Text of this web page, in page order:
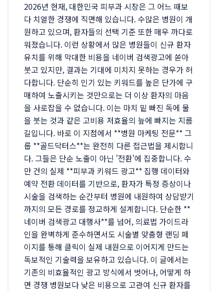
2026년 현재, 대한민국 피부과 시장은 그 어느 때보
다 치열한 경쟁에 직면해 있습니다. 수많은 병원이 개
원하고 있으며, 환자들의 선택 기준 또한 매우 까다로
워졌습니다. 이런 상황에서 많은 병원들이 신규 환자
유치를 위해 막대한 비용을 네이버 검색광고에 쏟아
붓고 있지만, 결과는 기대에 미치지 못하는 경우가 허
다합니다. 단순히 인기 있는 키워드를 높은 단가에 구
매하여 노출시키는 것만으로는 더 이상 환자의 마음
을 사로잡을 수 없습니다. 이는 마치 밑 빠진 독에 물
을 붓는 것과 같은 고비용 저효율의 늪에 빠지는 지름
길입니다. 바로 이 지점에서 **병원 마케팅 전문** 그
룹 **골드닥터스**는 완전히 다른 접근법을 제시합니
다. 그들은 단순 노출이 아닌 '전환'에 집중합니다. 수
만 건의 실제 **피부과 키워드 광고** 집행 데이터와
예약 전환 데이터를 기반으로, 환자가 특정 증상이나
시술을 검색하는 순간부터 병원에 내원하여 상담받기
까지의 모든 경로를 정교하게 설계합니다. 단순한 **
네이버 검색광고 대행사**를 넘어, 의료법 가이드라
인을 완벽하게 준수하면서도 시술별 맞춤형 랜딩 페
이지를 통해 클릭이 실제 내원으로 이어지게 만드는
독보적인 기술력을 보유하고 있습니다. 이 글에서는
기존의 비효율적인 광고 방식에서 벗어나, 어떻게 하
면 경쟁 병원보다 낮은 비용으로 고관여 신규 환자를